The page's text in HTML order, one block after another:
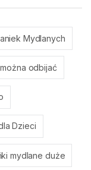
Mydlanych
odbijać
Dzieci
mydlane duże